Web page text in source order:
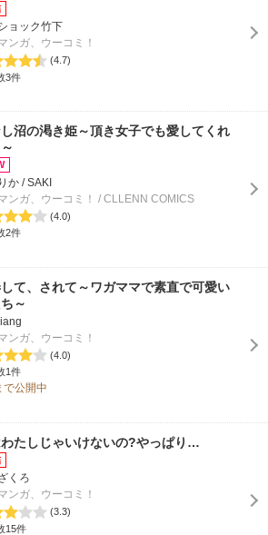
ョック竹下
ンガ、ウーコミ！
(4.7)
3件
沼の渇き姫～頂き女子でも愛してくれ
か / SAKI
ンガ、ウーコミ！ / CLLENN COMICS
(4.0)
2件
て、されて～ワガママで素直で可愛い
～
ンガ、ウーコミ！
(4.0)
1件
で公開中
たしじゃいけないの?やっぱり…
くろ
ンガ、ウーコミ！
(3.3)
15件